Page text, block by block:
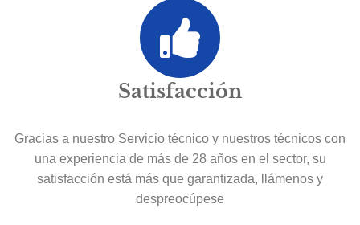
Satisfacción
Gracias a nuestro Servicio técnico y nuestros técnicos con
una experiencia de más de 28 años en el sector, su
satisfacción está más que garantizada, llámenos y
despreocúpese